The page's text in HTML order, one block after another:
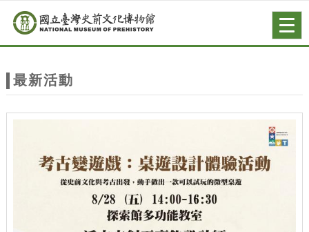
站
主
跳到主要內容
網站導覽
最新活動